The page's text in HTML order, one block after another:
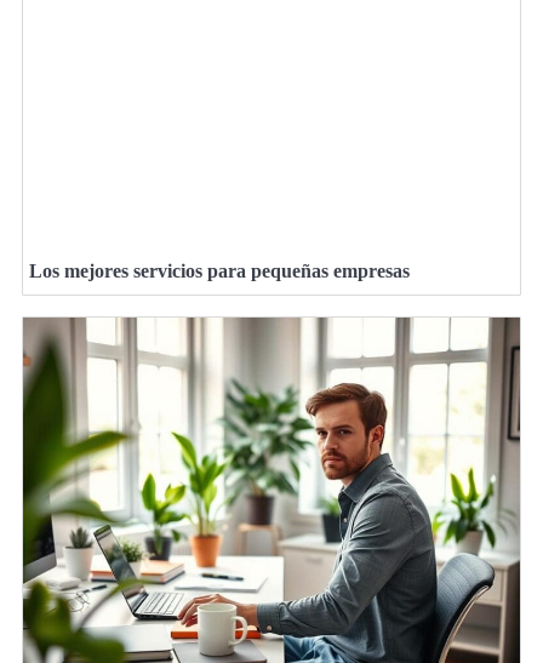
Los mejores servicios para pequeñas empresas